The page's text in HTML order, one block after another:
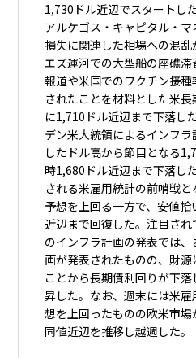
1,730ドル近辺でスタートし
アルケゴス・キャピタル・
損失に関連した相場への混
エズ運河での大型船の座礁
報道や米国でのワクチン接
されたことを材料とした米
に1,710ドル近辺まで下落し
デン米大統領によるインフ
したドル高から節目となる
時1,680ドル近辺まで下落し
される米雇用統計の前哨戦
予想を上回る一方で、安値
近辺まで回復した。注目さ
のインフラ計画の発表では
画が発表されたものの、財
ことから長期債利回りが下
昇した。なお、週末には米
想を上回ったものの欧米市
同値近辺を推移し越週した。